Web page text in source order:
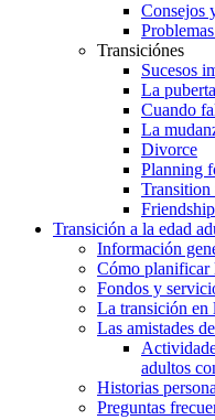
Consejos
Transiciónes
Sucesos
La
Cuando
La
Divorce
Planning
Transición a la edad
Información
Cómo planificar
Fondos y
La transición en
Las amistades
adultos
Historias
Preguntas